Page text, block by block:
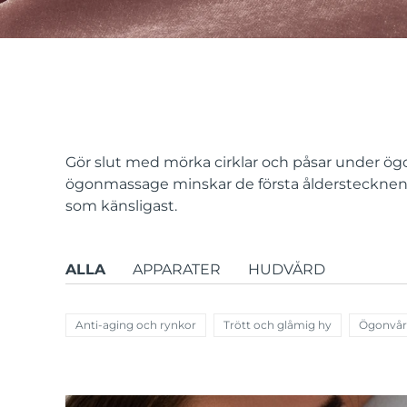
Gör slut med mörka cirklar och påsar under
ögonmassage minskar de första
som känsligast.
ALLA APPARATER HUDVÅRD
Anti-aging och rynkor Trött och glåmig hy
FAQ™ Dual LED Panel
Specialerbjudanden Bästsäljare